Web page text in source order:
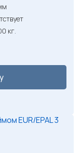
кг.